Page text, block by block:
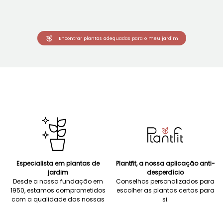
Encontrar plantas adequadas para o meu jardim
Especialista em plantas de
jardim
Desde a nossa fundação em
1950, estamos comprometidos
com a qualidade das nossas
Plantfit, a nossa aplicação anti-
desperdício
Conselhos personalizados para
escolher as plantas certas para
si.